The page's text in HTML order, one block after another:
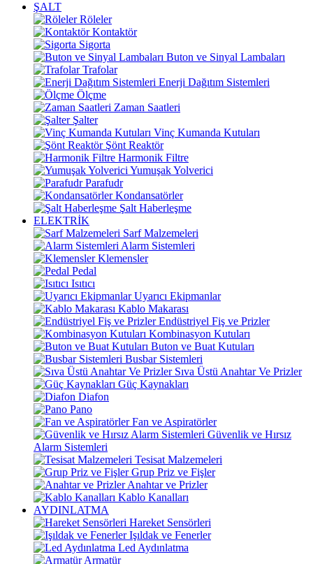
ŞALT
Röleler
Kontaktör
Sigorta
Buton ve Sinyal Lambaları
Trafolar
Enerji Dağıtım Sistemleri
Ölçme
Zaman Saatleri
Şalter
Vinç Kumanda Kutuları
Şönt Reaktör
Harmonik Filtre
Yumuşak Yolverici
Parafudr
Kondansatörler
Şalt Haberleşme
ELEKTRİK
Sarf Malzemeleri
Alarm Sistemleri
Klemensler
Pedal
Isıtıcı
Uyarıcı Ekipmanlar
Kablo Makarası
Endüstriyel Fiş ve Prizler
Kombinasyon Kutuları
Buton ve Buat Kutuları
Busbar Sistemleri
Sıva Üstü Anahtar Ve Prizler
Güç Kaynakları
Diafon
Pano
Fan ve Aspiratörler
Güvenlik ve Hırsız
Alarm Sistemleri
Tesisat Malzemeleri
Grup Priz ve Fişler
Anahtar ve Prizler
Kablo Kanalları
AYDINLATMA
Hareket Sensörleri
Işıldak ve Fenerler
Led Aydınlatma
Armatür